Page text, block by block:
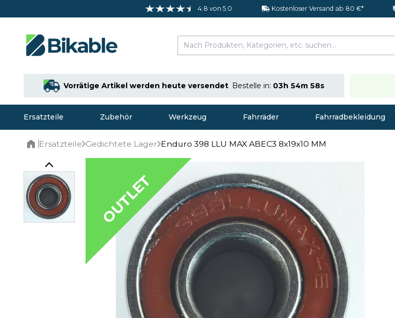
4.8 von 5.0 Kostenloser Versand ab 80 €*
Vorrätige Artikel werden heute versendet Bestelle in:03h 54m 57s
Ersatzteile Zubehör Werkzeug Fahrräder Fahrradbekleidung
Ersatzteile Gedichtete Lager Enduro 398 LLU MAX ABEC3 8x19x10 MM
OUTLET